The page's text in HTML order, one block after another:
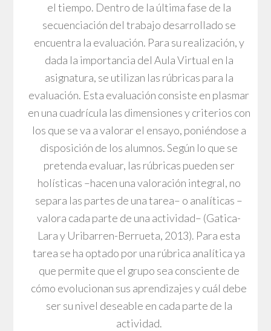
el tiempo. Dentro de la última fase de la
secuenciación del trabajo desarrollado se
encuentra la evaluación. Para su realización, y
dada la importancia del Aula Virtual en la
asignatura, se utilizan las rúbricas para la
evaluación. Esta evaluación consiste en plasmar
en una cuadrícula las dimensiones y criterios con
los que se va a valorar el ensayo, poniéndose a
disposición de los alumnos. Según lo que se
pretenda evaluar, las rúbricas pueden ser
holísticas –hacen una valoración integral, no
separa las partes de una tarea– o analíticas –
valora cada parte de una actividad– (Gatica-
Lara y Uribarren-Berrueta, 2013). Para esta
tarea se ha optado por una rúbrica analítica ya
que permite que el grupo sea consciente de
cómo evolucionan sus aprendizajes y cuál debe
ser su nivel deseable en cada parte de la
actividad.